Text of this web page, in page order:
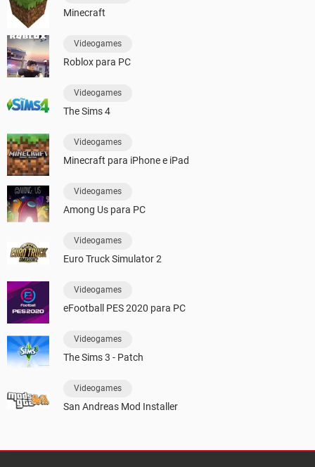
Minecraft
Videogames
Roblox para PC
Videogames
The Sims 4
Videogames
Minecraft para iPhone e iPad
Videogames
Among Us para PC
Videogames
Euro Truck Simulator 2
Videogames
eFootball PES 2020 para PC
Videogames
The Sims 3 - Patch
Videogames
San Andreas Mod Installer